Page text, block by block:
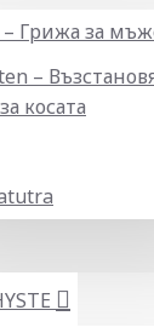
– Грижа за
–
косата